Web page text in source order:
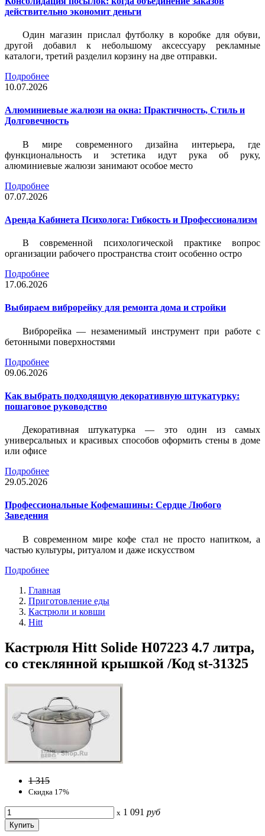
действительно экономит деньги
Один магазин прислал футболку в коробке для обуви,
другой добавил к небольшому аксессуару рекламные
каталоги, третий разделил корзину на две отправки.
Подробнее
10.07.2026
Алюминиевые жалюзи на окна: Практичность, Стиль и
Долговечность
В мире современного дизайна интерьера, где
функциональность и эстетика идут рука об руку,
алюминиевые жалюзи занимают особое место
Подробнее
07.07.2026
Аренда Кабинета Психолога: Гибкость и Профессионализм
В современной психологической практике вопрос
организации рабочего пространства стоит особенно остро
Подробнее
17.06.2026
Выбираем виброрейку для ремонта дома и стройки
Виброрейка — незаменимый инструмент при работе с
бетонными поверхностями
Подробнее
09.06.2026
Как выбрать подходящую декоративную штукатурку:
пошаговое руководство
Декоративная штукатурка — это один из самых
универсальных и красивых способов оформить стены в доме
или офисе
Подробнее
29.05.2026
Профессиональные Кофемашины: Сердце Любого
Заведения
В современном мире кофе стал не просто напитком, а
частью культуры, ритуалом и даже искусством
Подробнее
Главная
Приготовление еды
Кастрюли и ковши
Hitt
Кастрюля Hitt Solide H07223 4.7 литра,
со стеклянной крышкой /Код st-31325
1 315
Скидка 17%
x 1 091 руб